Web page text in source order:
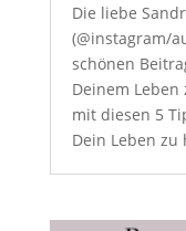
Die liebe
(@instagram/
schönen
Deinem Leben
mit diesen 5
Dein Leben